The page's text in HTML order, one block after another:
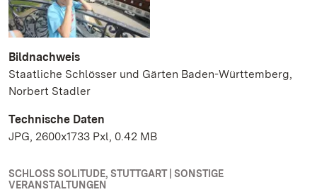
Bildnachweis
Staatliche Schlösser und Gärten Baden-Württemberg,
Norbert Stadler
Technische Daten
JPG, 2600x1733 Pxl, 0.42 MB
SCHLOSS SOLITUDE, STUTTGART | SONSTIGE
VERANSTALTUNGEN